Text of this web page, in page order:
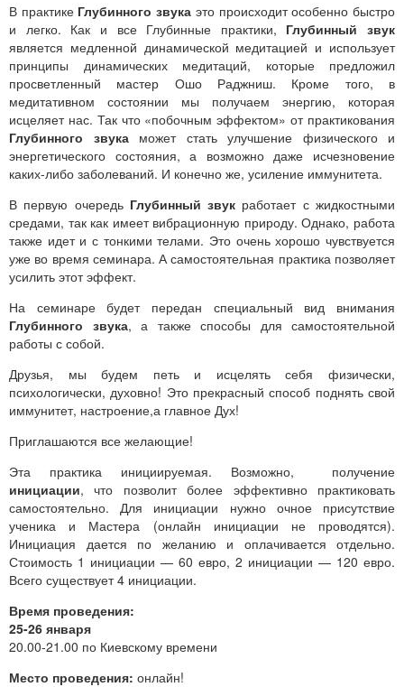
В практике Глубинного звука это происходит особенно быстро
и легко. Как и все Глубинные практики, Глубинный звук
является медленной динамической медитацией и использует
принципы динамических медитаций, которые предложил
просветленный мастер Ошо Раджниш. Кроме того, в
медитативном состоянии мы получаем энергию, которая
исцеляет нас. Так что «побочным эффектом» от практикования
Глубинного звукаможет стать улучшение физического и
энергетического состояния, а возможно даже исчезновение
каких-либо заболеваний. И конечно же, усиление иммунитета.
В первую очередь Глубинный звук работает с жидкостными
средами, так как имеет вибрационную природу. Однако, работа
также идет и с тонкими телами. Это очень хорошо чувствуется
уже во время семинара. А самостоятельная практика позволяет
усилить этот эффект.
На семинаре будет передан специальный вид внимания
Глубинного звука, а также способы для самостоятельной
работы с собой.
Друзья, мы будем петь и исцелять себя физически,
психологически, духовно! Это прекрасный способ поднять свой
иммунитет, настроение,а главное Дух!
Приглашаются все желающие!
Эта практика инициируемая. Возможно, получение
инициации, что позволит более эффективно практиковать
самостоятельно. Для инициации нужно очное присутствие
ученика и Мастера (онлайн инициации не проводятся).
Инициация дается по желанию и оплачивается отдельно.
Стоимость 1 инициации — 60 евро, 2 инициации — 120 евро.
Всего существует 4 инициации.
Время проведения:
25-26 января
20.00-21.00 по Киевскому времени
Место проведения: онлайн!